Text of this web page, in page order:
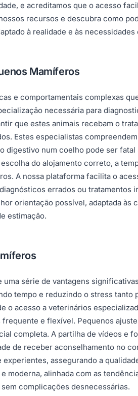
e acreditamos que o acesso
recursos e descubra como
à realidade e às
Mamíferos
e comportamentais complexas
necessária para
que estes animais recebam o
Estes especialistas
num coelho pode ser
do alojamento correto, a
A nossa plataforma facilita o
errados ou tratamentos
orientação possível, adaptada
estimação.
série de vantagens
tempo e reduzindo o stress tanto
o acesso a veterinários
e flexível. Pequenos
completa. A partilha de vídeos e
de receber aconselhamento no
assegurando a
alinhada com as
complicações desnecessárias.